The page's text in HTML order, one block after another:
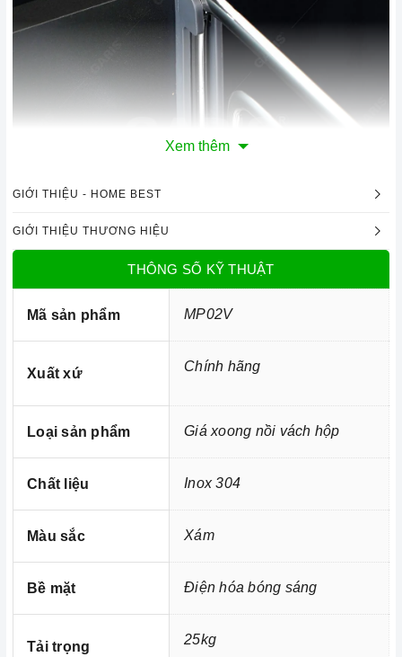
Ảnh minh họa
Giá xoong nồi vách hộp MP02Vluôn nằm trong Top
những mẫu phụ kiện tủ bếp được yêu thích nhất. Thiết kế
sang trọng cùng với bề mặt có khung màu Titan lấp lánh
theo góc nhìn và ánh sáng, bề mặt rổ sáng bóng với công
Xem thêm
GIỚI THIỆU - HOME BEST
GIỚI THIỆU THƯƠNG HIỆU
THÔNG SỐ KỸ THUẬT
Mã sản phẩm MP02V
Xuất xứ Chính hãng
Loại sản phẩm Giá xoong nồi vách hộp
Chất liệu Inox 304
Màu sắc Xám
Bề mặt Điện hóa bóng sáng
Tải trọng 25kg